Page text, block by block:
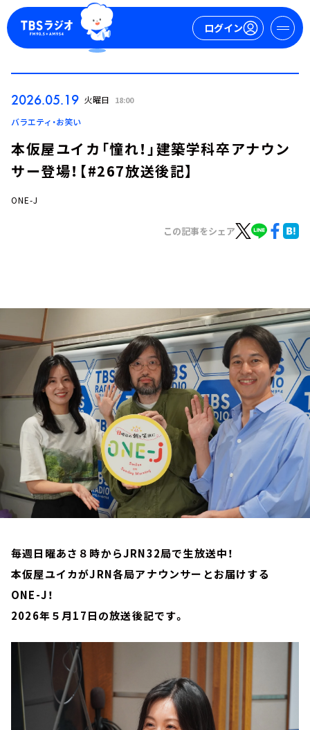
ログイン
ログイン
お知らせ
イベント・グッズ
YouTube
会社情報
2026.05.19 火曜日 18:00
バラエティ・お笑い
本仮屋ユイカ「憧れ！」建築学科卒アナウン
サー登場！【#267放送後記】
ONE-J
この記事をシェア
毎週日曜あさ８時からJRN32局で生放送中！
本仮屋ユイカがJRN各局アナウンサーとお届けする
ONE-J！
2026年５月17日の放送後記です。